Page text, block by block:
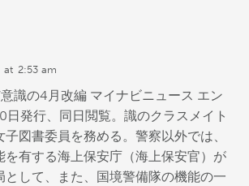
at 2:53 am
意識の4月改編 マイナビニュース エン
日発行、同日閲覧。識のクラスメイト
図書委員を務める。警察以外では、
を有する海上保安庁（海上保安官）が
として、また、国境警備隊の機能の一